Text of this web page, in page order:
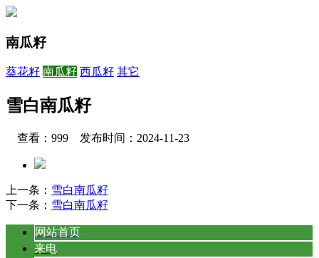
南瓜籽
葵花籽 南瓜籽 西瓜籽 其它
雪白南瓜籽
查看：999 发布时间：2024-11-23
上一条： 雪白南瓜籽
下一条： 雪白南瓜籽
网站首页
来电